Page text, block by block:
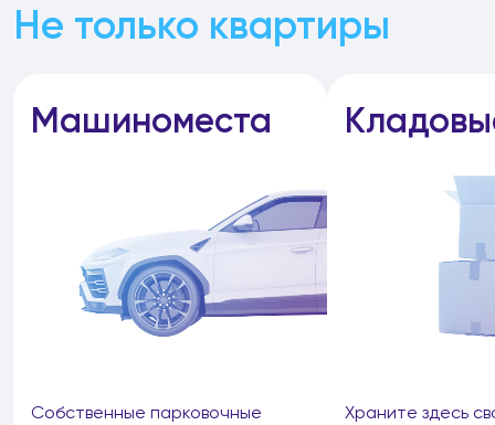
Не только квартиры
Машиноместа
Собственные парковочные
Храните здесь